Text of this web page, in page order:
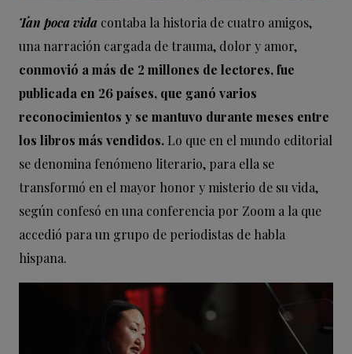
Tan poca vida contaba la historia de cuatro amigos,
una narración cargada de trauma, dolor y amor,
conmovió a más de 2 millones de lectores, fue
publicada en 26 países, que ganó varios
reconocimientos y se mantuvo durante meses entre
los libros más vendidos. Lo que en el mundo editorial
se denomina fenómeno literario, para ella se
transformó en el mayor honor y misterio de su vida,
según confesó en una conferencia por Zoom a la que
accedió para un grupo de periodistas de habla
hispana.